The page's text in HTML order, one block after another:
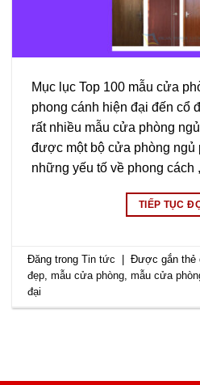
Mục lục Top 100 mẫu cửa
phong cánh hiện đại đến cổ
rất nhiều mẫu cửa phòng
được một bộ cửa phòng ngủ
những yếu tố về phong
TIẾP TỤC
Đăng trongTin tức Được gắn thẻ
đẹp ,mẫu cửa phòng ,mẫu cửa
đại